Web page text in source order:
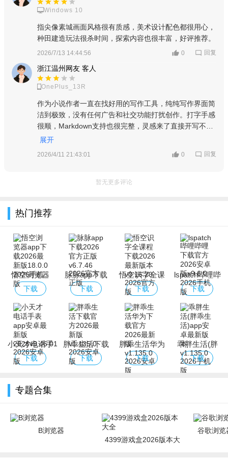
Windows 10
指尖像素城画面风格很有质感，美术设计配色都很用心，
种田建造玩法很杀时间，探索内容也很丰富，好评推荐。
2026/7/13 14:44:56 0 回复
浙江温州网友 客人
OnePlus_13R
作为小说作者一直在找好用的写作工具，纯纯写作界面简
洁到极致，没有任何广告和社交功能打扰创作。打字手感
很顺，Markdown支持也很完整，灵感来了直接开写不用
担心丢稿，云同步也很稳定，用了三个月已经写了二十多
展开
2026/4/11 21:43:01 0 回复
暂无更多评论
热门推荐
悟空浏览器
app下载2026
最新版
下载
脉脉app下载
2026官方正版
下载
悟空识字全课
程下载2026最
新版本
下载
lspatch哔哩哔
哩下载官方
2026安卓版
下载
小天才电话手
表app安卓最
下载
胖乖生活下载
官方2026最新
下载
胖乖生活华为
下载官方2026
最新版
下载
乖胖生活(胖
乖生活)app安
卓最新版本
下载
专题合集
B浏览器
4399游戏盒2026版本大
谷歌浏览